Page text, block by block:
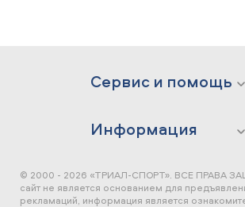
Сервис и помощь
Информация
© 2000 - 2026 «ТРИАЛ-СПОРТ». ВСЕ ПРАВА
сайт не является основанием для
рекламаций, информация является